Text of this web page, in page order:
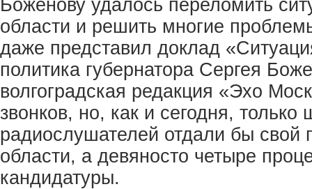
Боженову удалось переломить
области и решить многие
даже представил доклад
политика губернатора Сергея
волгоградская редакция «Эхо
звонков, но, как и сегодня, только
радиослушателей отдали бы свой
области, а девяносто четыре
кандидатуры.